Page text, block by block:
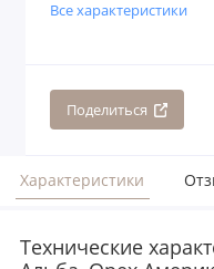
Все характеристики
Поделиться
Характеристики
Технические